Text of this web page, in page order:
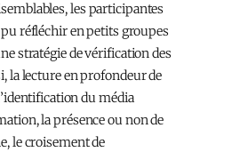
les participantes
réfléchir en petits groupes
stratégie de vérification des
la lecture en profondeur de
du média
la présence ou non de
le croisement de